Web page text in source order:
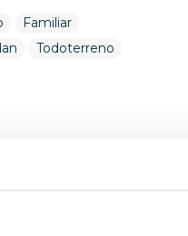
Familiar
Todoterreno
combustible
Híbrido (Diesel)